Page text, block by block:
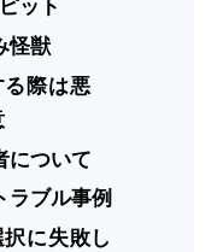
ット
怪獣
際は悪
について
ラブル事例
に失敗し